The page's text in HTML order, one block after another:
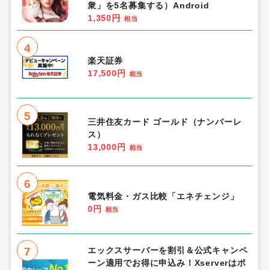
衆」を5名募集する）Android
1,350円
相当
4
楽天証券
17,500円
相当
5
三井住友カード ゴールド（ナンバーレ
ス）
13,000円
相当
6
電気料金・ガス比較「エネチェンジ」
0円
相当
7
エックスサーバーを割引＆公式キャンペ
ーン適用でお得に申込み！Xserverはポ